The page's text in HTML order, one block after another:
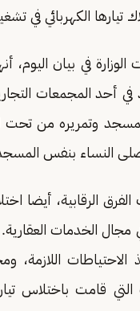
تيارها الكهربائي في
في بيان اليوم،
وتمريره من تحت
النساء بنفس
الرقابية، أيضا
مجال الخدمات العقارية.
اللازمة،
التي قامت باختلاس